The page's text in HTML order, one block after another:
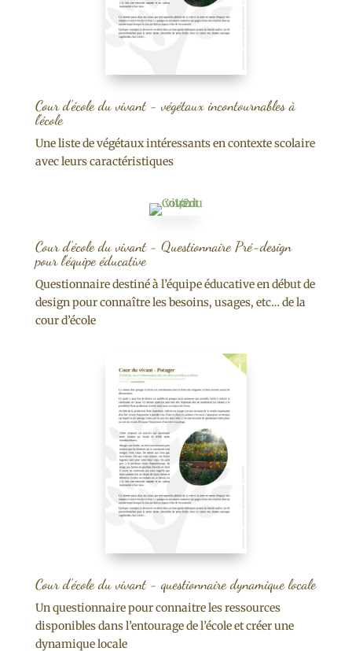
Cour d'école du vivant - végétaux incontournables à
l'école
Une liste de végétaux intéressants en contexte scolaire
avec leurs caractéristiques
Cour d'école du vivant - Questionnaire Pré-design
pour l'équipe éducative
Questionnaire destiné à l’équipe éducative en début de
design pour connaître les besoins, usages, etc… de la
cour d’école
Cour d'école du vivant - questionnaire dynamique locale
Un questionnaire pour connaitre les ressources
disponibles dans l’entourage de l’école et créer une
dynamique locale